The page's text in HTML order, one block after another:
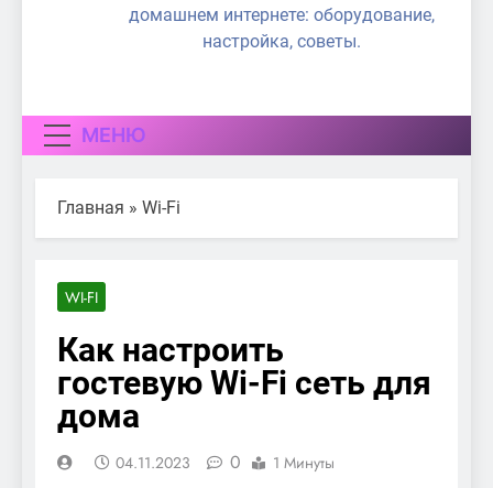
домашнем интернете: оборудование,
настройка, советы.
МЕНЮ
Главная » Wi-Fi
WI-FI
Как настроить
гостевую Wi-Fi сеть для
дома
04.11.2023 0 1 Минуты